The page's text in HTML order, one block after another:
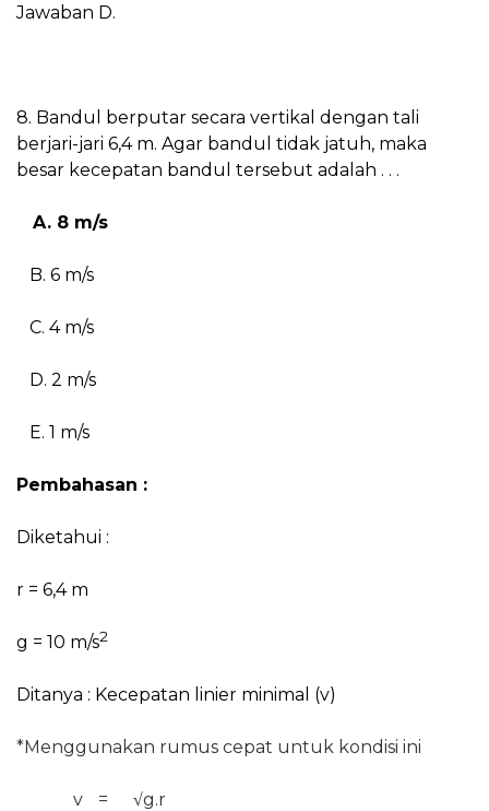
Jawaban D.
8. Bandul berputar secara vertikal dengan tali
berjari-jari 6,4 m. Agar bandul tidak jatuh, maka
besar kecepatan bandul tersebut adalah . . .
A. 8 m/s
B. 6 m/s
C. 4 m/s
D. 2 m/s
E. 1 m/s
Pembahasan :
Diketahui :
r = 6,4 m
g = 10 m/s2
Ditanya : Kecepatan linier minimal (v)
*Menggunakan rumus cepat untuk kondisi ini
v = √g.r